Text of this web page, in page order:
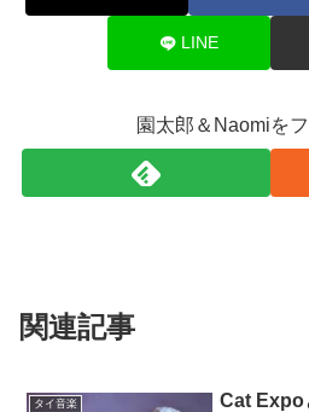
LINE
園太郎＆Naomiを
関連記事
タイ音楽
Cat Expo